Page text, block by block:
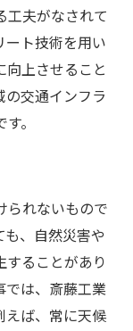
工夫がなされて
ート技術を用い
向上させること
交通インフラ
。
られないもので
、自然災害や
ることがあり
では、斎藤工業
えば、常に天候